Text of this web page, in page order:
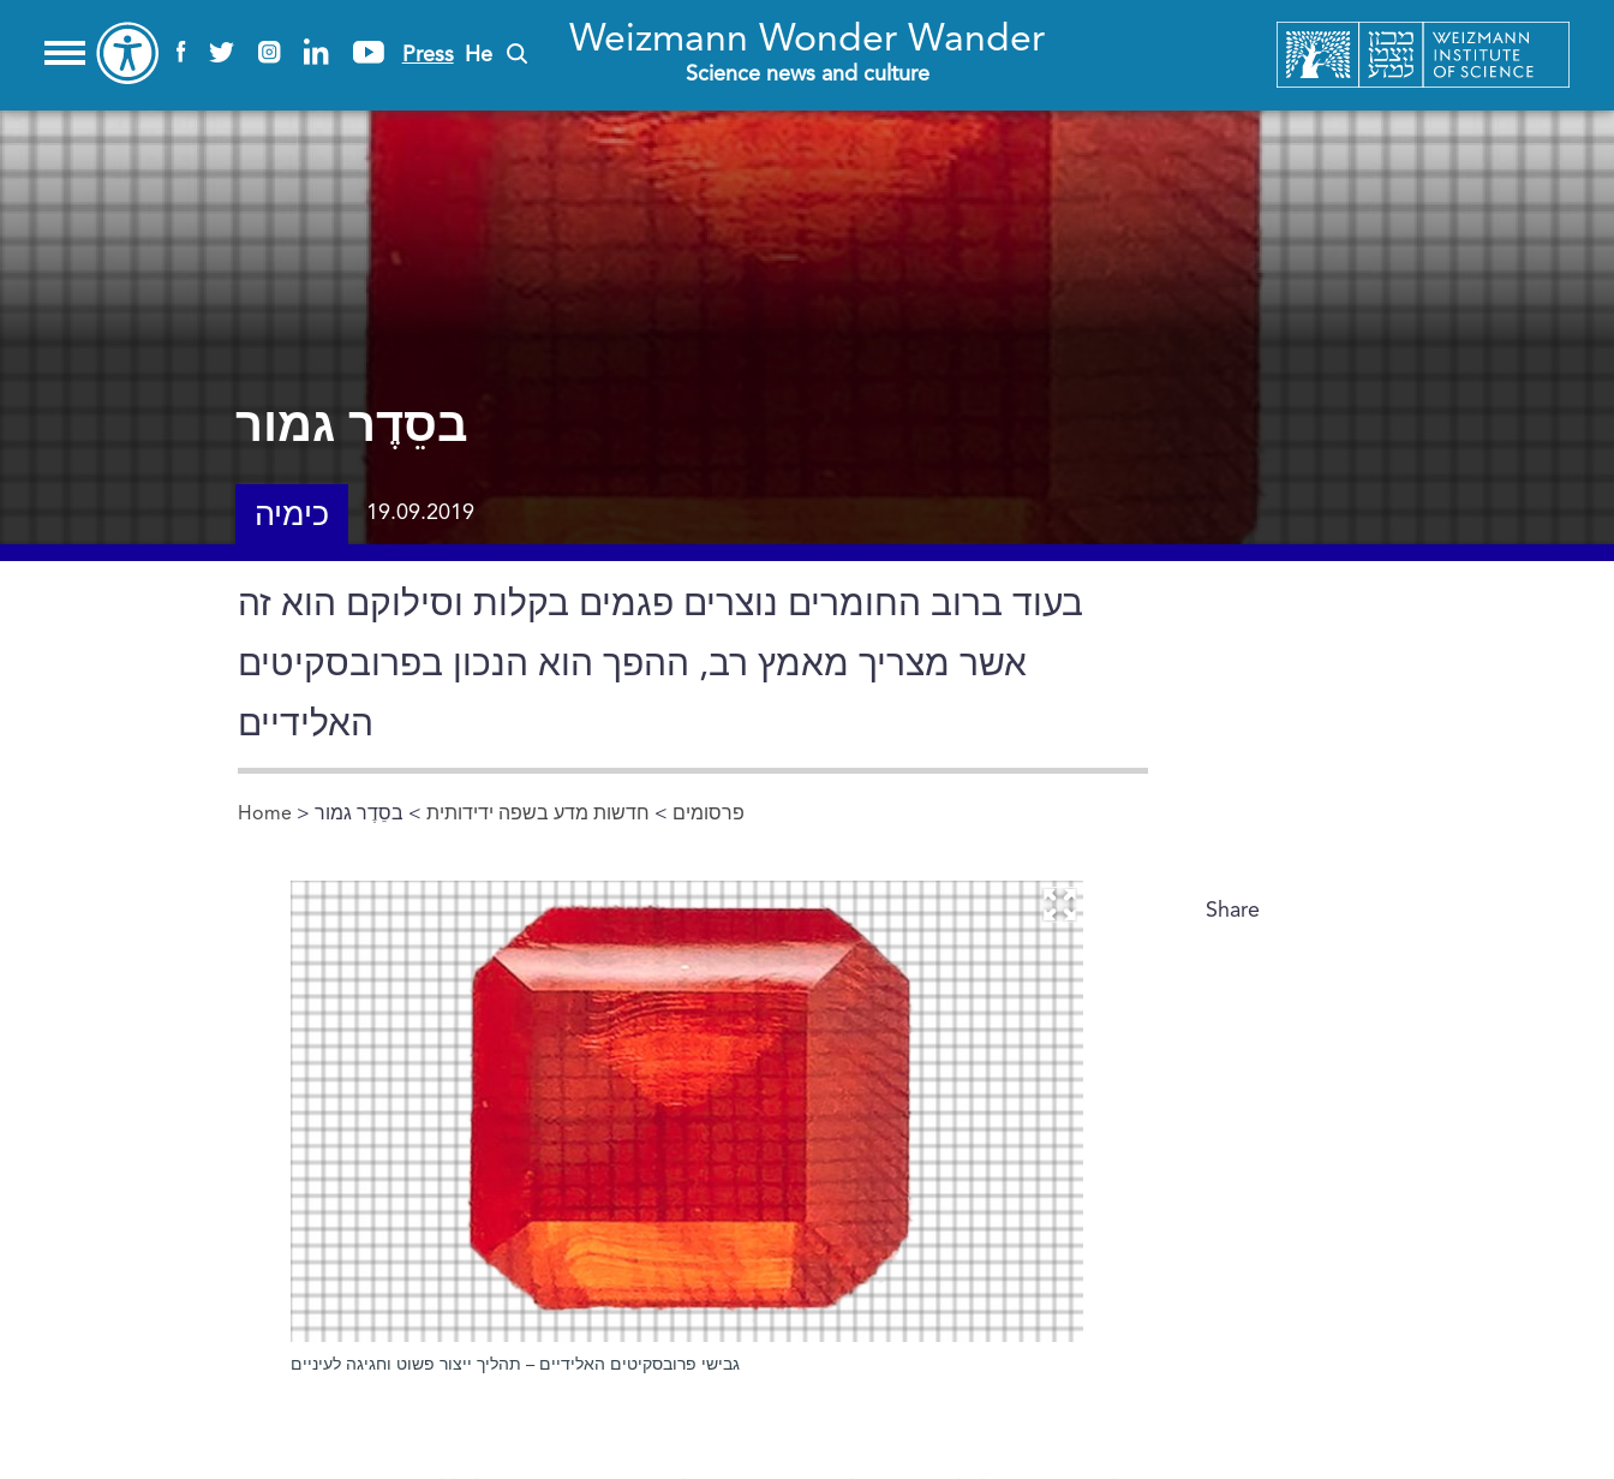
Press He Weizmann Wonder Wander
Science news and culture
בסֵדֶר גמור
כימיה 19.09.2019
בעוד ברוב החומרים נוצרים פגמים בקלות וסילוקם הוא זה
אשר מצריך מאמץ רב, ההפך הוא הנכון בפרובסקיטים
האלידיים
You are here
Home > פרסומים > חדשות מדע בשפה ידידותית> בסֵדֶר גמור
Share
גבישי פרובסקיטים האלידיים – תהליך ייצור פשוט וחגיגה לעיניים